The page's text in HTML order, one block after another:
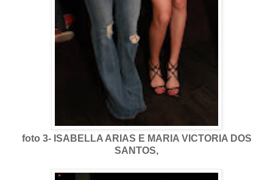
foto 3- ISABELLA ARIAS E MARIA VICTORIA DOS
SANTOS,